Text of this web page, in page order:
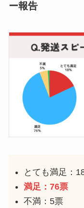
ー報告
とても満足：
満足：76票
不満：5票